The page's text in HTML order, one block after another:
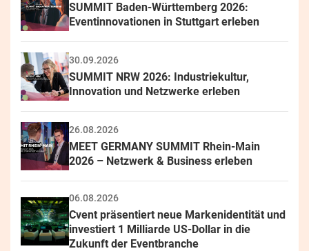
SUMMIT Baden-Württemberg 2026:
Eventinnovationen in Stuttgart erleben
30.09.2026
SUMMIT NRW 2026: Industriekultur,
Innovation und Netzwerke erleben
26.08.2026
MEET GERMANY SUMMIT Rhein-Main
2026 – Netzwerk & Business erleben
06.08.2026
Cvent präsentiert neue Markenidentität und
investiert 1 Milliarde US-Dollar in die
Zukunft der Eventbranche